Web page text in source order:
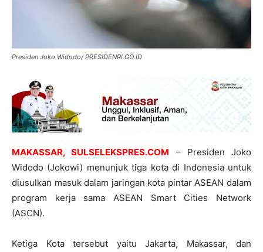
Presiden Joko Widodo/ PRESIDENRI.GO.ID
MAKASSAR, SULSELEKSPRES.COM – Presiden Joko
Widodo (Jokowi) menunjuk tiga kota di Indonesia untuk
diusulkan masuk dalam jaringan kota pintar ASEAN dalam
program kerja sama ASEAN Smart Cities Network
(ASCN).
Ketiga Kota tersebut yaitu Jakarta, Makassar, dan